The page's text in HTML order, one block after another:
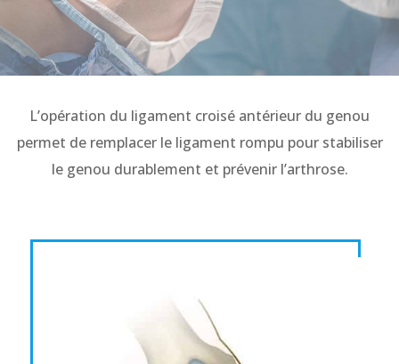
L’opération du ligament croisé antérieur du genou
permet de remplacer le ligament rompu pour stabiliser
le genou durablement et prévenir l’arthrose.